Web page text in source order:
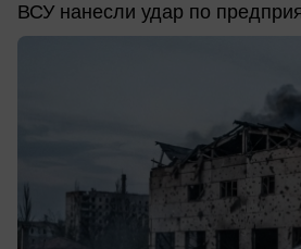
ВСУ нанесли удар по